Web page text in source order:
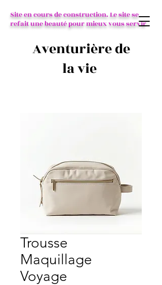
Aventurière de
la vie
Site en cours de construction. Le site se
refait une beauté pour mieux vous servir
Trousse
Maquillage
Voyage